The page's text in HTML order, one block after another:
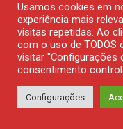
março 2026
fevereiro 2026
janeiro 2026
Usamos cookies em
experiência mais
visitas repetidas. Ao
com o uso de TODOS
visitar "Configurações
consentimento
Configurações